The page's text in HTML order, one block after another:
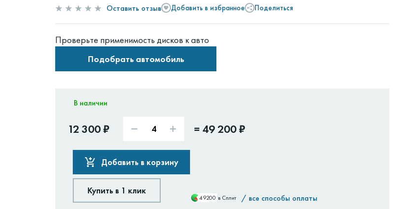
Оставить отзыв Добавить в избранное Поделиться
Проверьте применимость дисков к авто
Подобрать автомобиль
В наличии
12 300 ₽ = 49 200 ₽
Добавить в корзину
Купить в 1 клик
49200 в Сплит / все способы оплаты